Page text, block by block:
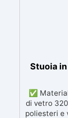
Stuoia
✅
di vetro
poliesteri e